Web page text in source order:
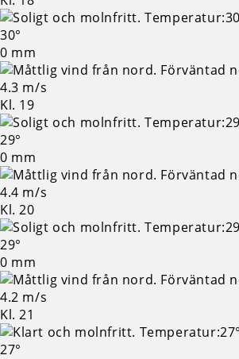
30°
0 mm
4.3 m/s
Kl. 19
29°
0 mm
4.4 m/s
Kl. 20
29°
0 mm
4.2 m/s
Kl. 21
27°